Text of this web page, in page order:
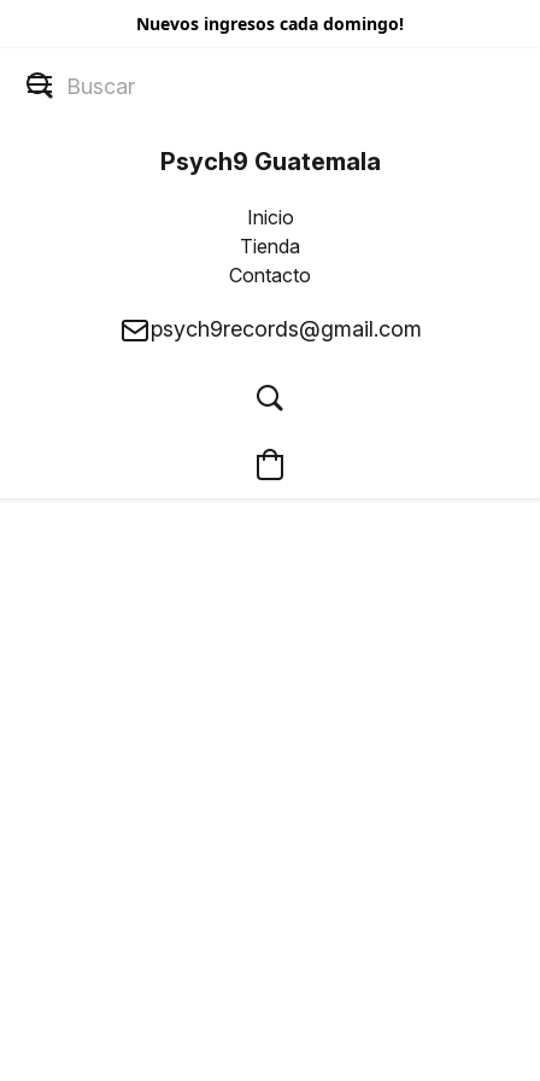
Nuevos ingresos cada domingo!
Psych9 Guatemala
Inicio
Tienda
Contacto
psych9records@gmail.com